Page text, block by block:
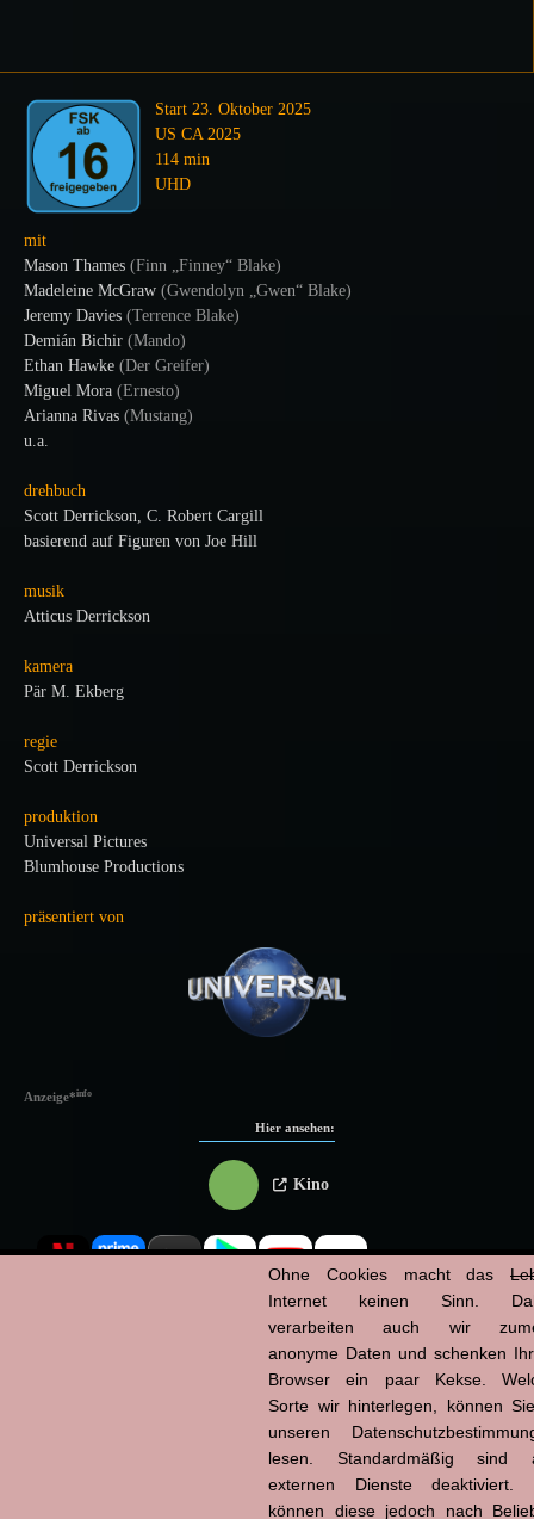
Start 23. Oktober 2025
US CA 2025
114 min
UHD
mit
Mason Thames (Finn „Finney“ Blake)
Madeleine McGraw (Gwendolyn „Gwen“ Blake)
Jeremy Davies (Terrence Blake)
Demián Bichir (Mando)
Ethan Hawke (Der Greifer)
Miguel Mora (Ernesto)
Arianna Rivas (Mustang)
u.a.
drehbuch
Scott Derrickson, C. Robert Cargill
basierend auf Figuren von Joe Hill
musik
Atticus Derrickson
kamera
Pär M. Ekberg
regie
Scott Derrickson
produktion
Universal Pictures
Blumhouse Productions
präsentiert von
Anzeige*info
Hier ansehen:
Kino
Ohne Cookies macht das
Internet keinen Sinn.
verarbeiten auch wir
anonyme Daten und schenken
Browser ein paar Kekse.
Sorte wir hinterlegen, können
unseren
lesen. Standardmäßig sind
externen Dienste deaktiviert.
können diese jedoch nach